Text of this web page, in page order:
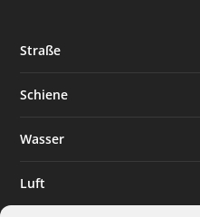
Straße
Schiene
Wasser
Luft